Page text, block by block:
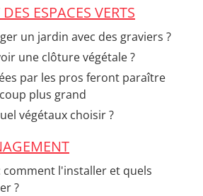
ESPACES VERTS
un jardin avec des graviers ?
une clôture végétale ?
par les pros feront paraître
plus grand
végétaux choisir ?
comment l'installer et quels
?